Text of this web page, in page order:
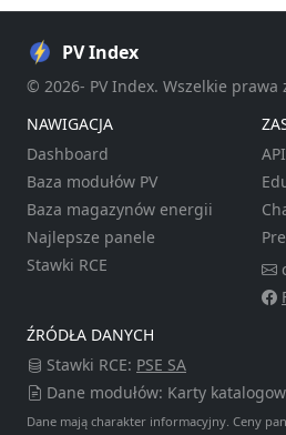
PV Index
© 2026- PV Index. Wszelkie prawa
NAWIGACJA
Dashboard
Baza modułów PV
Baza magazynów energii
Najlepsze panele
Stawki RCE
API
ŹRÓDŁA DANYCH
Stawki RCE: PSE SA
Dane modułów: Karty
Dane mają charakter informacyjny. Ceny